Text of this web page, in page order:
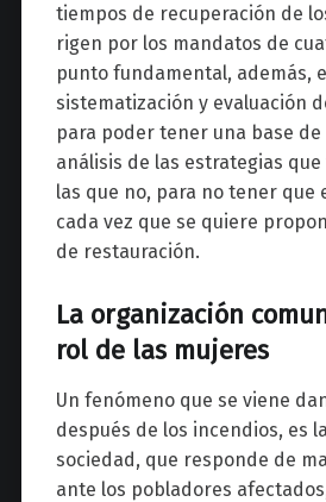
tiempos de recuperación de
rigen por los mandatos de
punto fundamental, además,
sistematización y evaluación
para poder tener una base
análisis de las estrategias
las que no, para no tener que
cada vez que se quiere
de restauración.
La organización
rol de las mujeres
Un fenómeno que se viene
después de los incendios, es
sociedad, que responde de
ante los pobladores